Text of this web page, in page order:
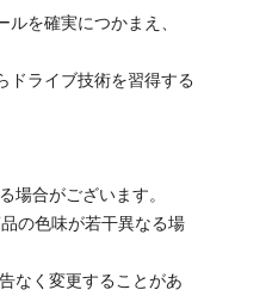
を確実につかまえ、
ドライブ技術を習得する
合がございます。
の色味が若干異なる場
なく変更することがあ